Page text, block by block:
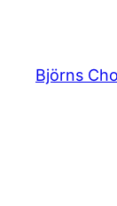
springen
Björns